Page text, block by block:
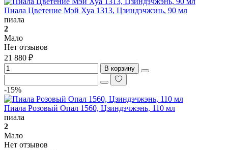
Пиала Цветение Мэй Хуа 1313, Цзиндэчжэнь, 90 мл
пиала
2
Мало
Нет отзывов
21 880 ₽
В корзину
-15%
Пиала Розовый Опал 1560, Цзиндэчжэнь, 110 мл
пиала
2
Мало
Нет отзывов